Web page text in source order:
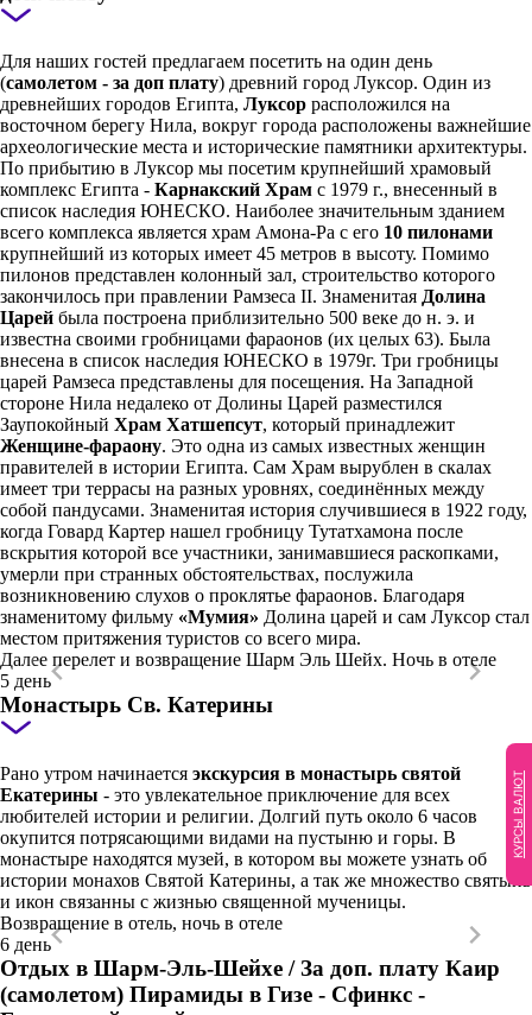
Для наших гостей предлагаем посетить на один день
(самолетом - за доп плату) древний город Луксор. Один из
древнейших городов Египта, Луксор расположился на
восточном берегу Нила, вокруг города расположены важнейшие
археологические места и исторические памятники архитектуры.
По прибытию в Луксор мы посетим крупнейший храмовый
комплекс Египта - Карнакский Храм с 1979 г., внесенный в
список наследия ЮНЕСКО. Наиболее значительным зданием
всего комплекса является храм Амона-Ра с его 10 пилонами
крупнейший из которых имеет 45 метров в высоту. Помимо
пилонов представлен колонный зал, строительство которого
закончилось при правлении Рамзеса II. Знаменитая Долина
Царей была построена приблизительно 500 веке до н. э. и
известна своими гробницами фараонов (их целых 63). Была
внесена в список наследия ЮНЕСКО в 1979г. Три гробницы
царей Рамзеса представлены для посещения. На Западной
стороне Нила недалеко от Долины Царей разместился
Заупокойный Храм Хатшепсут, который принадлежит
Женщине-фараону. Это одна из самых известных женщин
правителей в истории Египта. Сам Храм вырублен в скалах
имеет три террасы на разных уровнях, соединённых между
собой пандусами. Знаменитая история случившиеся в 1922 году,
когда Говард Картер нашел гробницу Тутатхамона после
вскрытия которой все участники, занимавшиеся раскопками,
умерли при странных обстоятельствах, послужила
возникновению слухов о проклятье фараонов. Благодаря
знаменитому фильму «Мумия» Долина царей и сам Луксор стал
местом притяжения туристов со всего мира.
Далее перелет и возвращение Шарм Эль Шейх. Ночь в отеле
5 день
Монастырь Св. Катерины
Рано утром начинается экскурсия в монастырь святой
Екатерины - это увлекательное приключение для всех
любителей истории и религии. Долгий путь около 6 часов
окупится потрясающими видами на пустыню и горы. В
монастыре находятся музей, в котором вы можете узнать об
истории монахов Святой Катерины, а так же множество святынь
и икон связанны с жизнью священной мученицы.
Возвращение в отель, ночь в отеле
6 день
Отдых в Шарм-Эль-Шейхе / За доп. плату Каир
(самолетом) Пирамиды в Гизе - Сфинкс -
КУРСЫ ВАЛЮТ